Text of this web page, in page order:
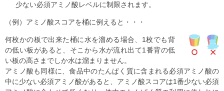
少ない必須アミノ酸レベルに制限されます。
（例）アミノ酸スコアを桶に例えると・・・
何枚かの板で出来た桶に水を溜める場合、1枚でも背
の低い板があると、そこから水が流れ出て1番背の低
い板の高さまでしか水は溜まりません。
アミノ酸も同様に、食品中のたんぱく質に含まれる必須アミノ酸の
中に少ない必須アミノ酸があると、アミノ酸スコアは1番少ない必須